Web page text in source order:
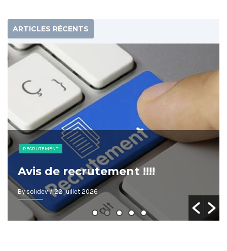
ARTICLES RÉCENTS
RECRUTEMENT
Avis de recrutement !!!!
By solidev/ 22 juillet 2026